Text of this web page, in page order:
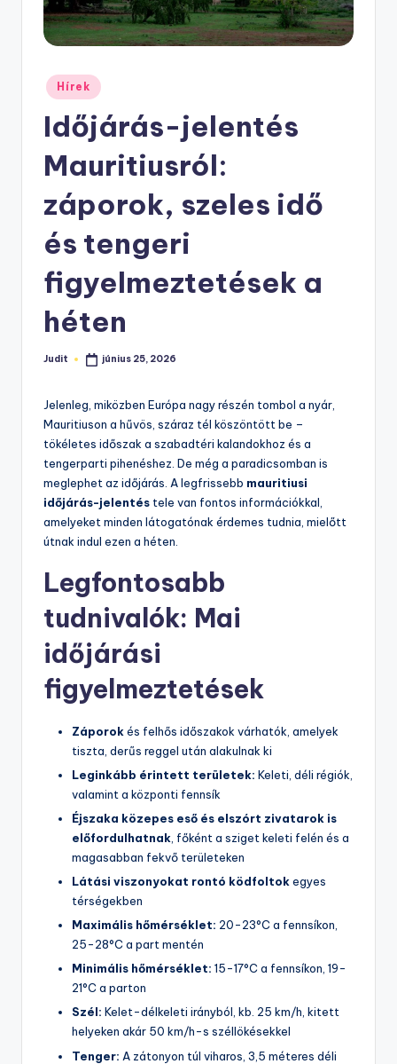
Posted
in
Hírek
Időjárás-jelentés
Mauritiusról:
záporok, szeles idő
és tengeri
figyelmeztetések a
héten
Posted
Judit június 25, 2026
Jelenleg, miközben Európa nagy részén tombol a nyár,
Mauritiuson a hűvös, száraz tél köszöntött be –
tökéletes időszak a szabadtéri kalandokhoz és a
tengerparti pihenéshez. De még a paradicsomban is
meglephet az időjárás. A legfrissebb mauritiusi
időjárás-jelentés tele van fontos információkkal,
amelyeket minden látogatónak érdemes tudnia, mielőtt
útnak indul ezen a héten.
Legfontosabb
tudnivalók: Mai
időjárási
figyelmeztetések
Záporokés felhős időszakok várhatók, amelyek
tiszta, derűs reggel után alakulnak ki
Leginkább érintett területek: Keleti, déli régiók,
valamint a központi fennsík
Éjszaka közepes eső és elszórt zivatarok is
előfordulhatnak , főként a sziget keleti felén és a
magasabban fekvő területeken
Látási viszonyokat rontó ködfoltokegyes
térségekben
Maximális hőmérséklet: 20-23°C a fennsíkon,
25-28°C a part mentén
Minimális hőmérséklet: 15-17°C a fennsíkon, 19-
21°C a parton
Szél: Kelet-délkeleti irányból, kb. 25 km/h, kitett
helyeken akár 50 km/h-s széllökésekkel
Tenger: A zátonyon túl viharos, 3,5 méteres déli